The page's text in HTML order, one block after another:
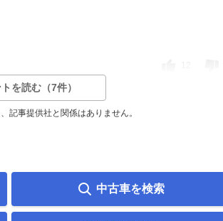
を読む（7件）
記事提供社と関係はありません。
中古車を検索